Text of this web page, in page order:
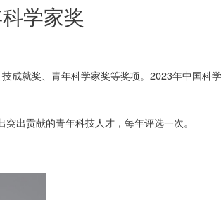
学家奖
就奖、青年科学家奖等奖项。2023年中国科学
出贡献的青年科技人才，每年评选一次。